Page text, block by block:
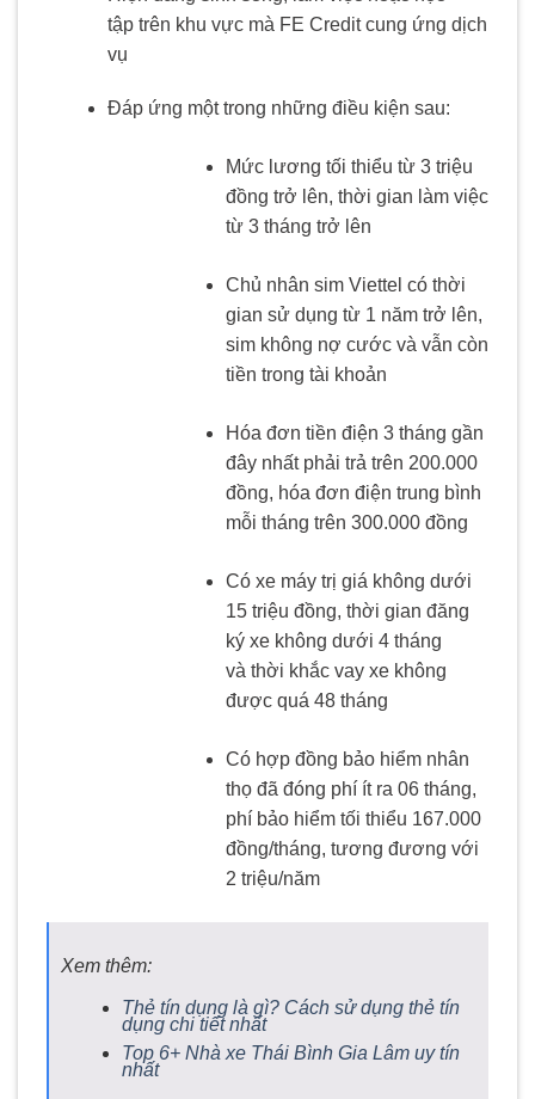
tập trên khu vực mà FE Credit cung ứng dịch
vụ
Đáp ứng một trong những điều kiện sau:
Mức lương tối thiểu từ 3 triệu
đồng trở lên, thời gian làm việc
từ 3 tháng trở lên
Chủ nhân sim Viettel có thời
gian sử dụng từ 1 năm trở lên,
sim không nợ cước và vẫn còn
tiền trong tài khoản
Hóa đơn tiền điện 3 tháng gần
đây nhất phải trả trên 200.000
đồng, hóa đơn điện trung bình
mỗi tháng trên 300.000 đồng
Có xe máy trị giá không dưới
15 triệu đồng, thời gian đăng
ký xe không dưới 4 tháng
và thời khắc vay xe không
được quá 48 tháng
Có hợp đồng bảo hiểm nhân
thọ đã đóng phí ít ra 06 tháng,
phí bảo hiểm tối thiểu 167.000
đồng/tháng, tương đương với
2 triệu/năm
Xem thêm:
Thẻ tín dụng là gì? Cách sử dụng thẻ tín
dụng chi tiết nhất
Top 6+ Nhà xe Thái Bình Gia Lâm uy tín
nhất